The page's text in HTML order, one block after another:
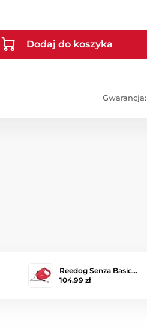
Dodaj do koszyka
Gwarancja:
Reedog Senza Basic…
104.99 zł